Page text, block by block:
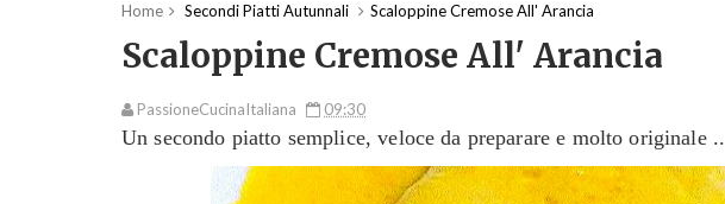
Home Secondi Piatti Autunnali Scaloppine Cremose All' Arancia
Scaloppine Cremose All' Arancia
PassioneCucinaItaliana 09:30
Unsecondo piatto semplice,veloce da preparare e molto originale ..